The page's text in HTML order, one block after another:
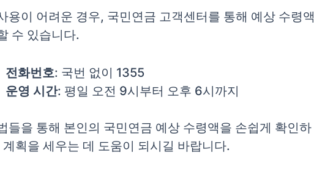
용이 어려운 경우, 국민연금 고객센터를 통해 예상 수령액
수 있습니다.
전화번호: 국번 없이 1355
운영 시간: 평일 오전 9시부터 오후 6시까지
들을 통해 본인의 국민연금 예상 수령액을 손쉽게 확인하
계획을 세우는 데 도움이 되시길 바랍니다.